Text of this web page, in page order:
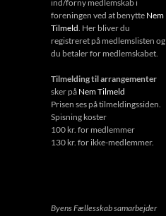
ind/forny medlemskab i
foreningen ved at benytte Nem
Tilmeld. Her bliver du
registreret på medlemslisten og
du betaler for medlemskabet.
Tilmelding til arrangementer
sker på Nem Tilmeld
Prisen ses på tilmeldingssiden.
Spisning koster
100 kr. for medlemmer
130 kr. for ikke-medlemmer.
Byens Fællesskab samarbejder